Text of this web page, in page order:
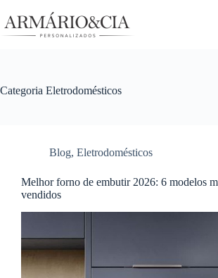
para
o
Categoria Eletrodomésticos
Blog, Eletrodomésticos
Melhor forno de embutir 2026: 6 modelos
vendidos